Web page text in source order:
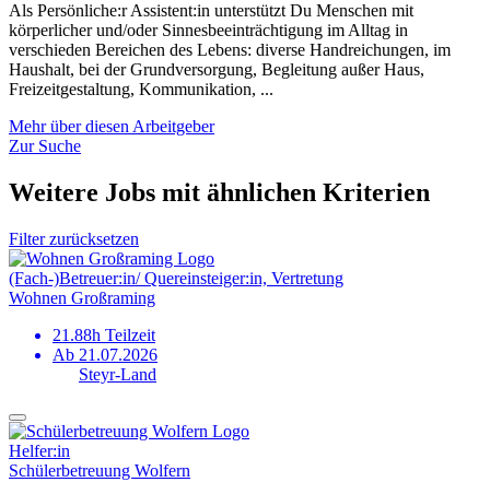
Als Persönliche:r Assistent:in unterstützt Du Menschen mit
körperlicher und/oder Sinnesbeeinträchtigung im Alltag in
verschieden Bereichen des Lebens: diverse Handreichungen, im
Haushalt, bei der Grundversorgung, Begleitung außer Haus,
Freizeitgestaltung, Kommunikation, ...
Mehr über diesen Arbeitgeber
Zur Suche
Weitere Jobs mit ähnlichen Kriterien
Filter zurücksetzen
(Fach-)Betreuer:in/ Quereinsteiger:in, Vertretung
Wohnen Großraming
21.88h Teilzeit
Ab 21.07.2026
Steyr-Land
Helfer:in
Schülerbetreuung Wolfern